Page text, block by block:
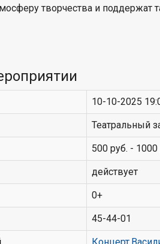
творчества и поддержат
10-10-2025
Театральный
500 руб. - 1000
действует
0+
45-44-01